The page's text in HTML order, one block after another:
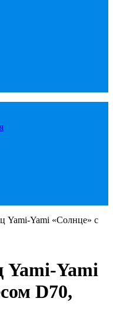
Yami-Yami «Солнце» с
Yami-Yami
D70,